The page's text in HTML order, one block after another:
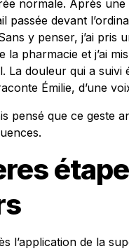
normale. Après
passée devant
y penser, j’ai pris
la pharmacie et j’ai
La douleur qui a suivi
Émilie, d’une
pensé que ce geste
l’application de la